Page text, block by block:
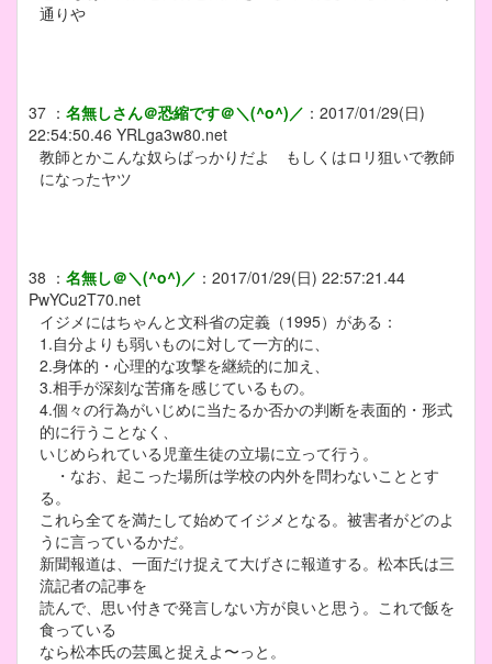
通りや
37 ： 名無しさん＠恐縮です＠＼(^o^)／ ： 2017/01/29(日)
22:54:50.46 YRLga3w80.net
教師とかこんな奴らばっかりだよ もしくはロリ狙いで教師
になったヤツ
38 ： 名無し＠＼(^o^)／ ： 2017/01/29(日) 22:57:21.44
PwYCu2T70.net
イジメにはちゃんと文科省の定義（1995）がある：
1.自分よりも弱いものに対して一方的に、
2.身体的・心理的な攻撃を継続的に加え、
3.相手が深刻な苦痛を感じているもの。
4.個々の行為がいじめに当たるか否かの判断を表面的・形式
的に行うことなく、
いじめられている児童生徒の立場に立って行う。
・なお、起こった場所は学校の内外を問わないこととす
る。
これら全てを満たして始めてイジメとなる。被害者がどのよ
うに言っているかだ。
新聞報道は、一面だけ捉えて大げさに報道する。松本氏は三
流記者の記事を
読んで、思い付きで発言しない方が良いと思う。これで飯を
食っている
なら松本氏の芸風と捉えよ〜っと。